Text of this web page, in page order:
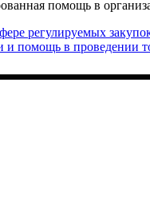
помощь в
регулируемых
и помощь в проведении